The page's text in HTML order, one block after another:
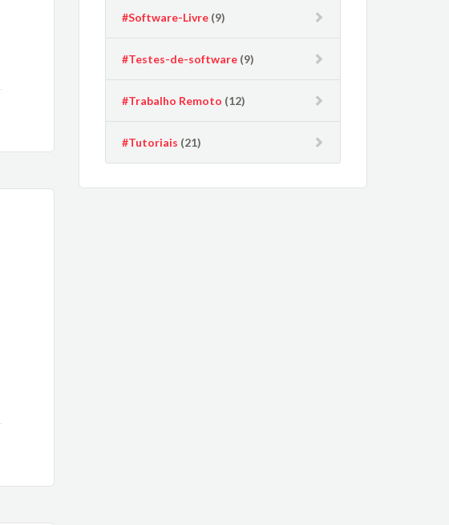
#Software-Livre (9)
#Testes-de-software (9)
#Trabalho Remoto (12)
#Tutoriais (21)